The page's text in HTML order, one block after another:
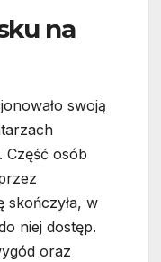
na
swoją
Część osób
skończyła, w
niej dostęp.
oraz